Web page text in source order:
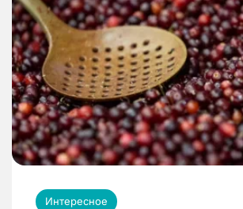
Интересное